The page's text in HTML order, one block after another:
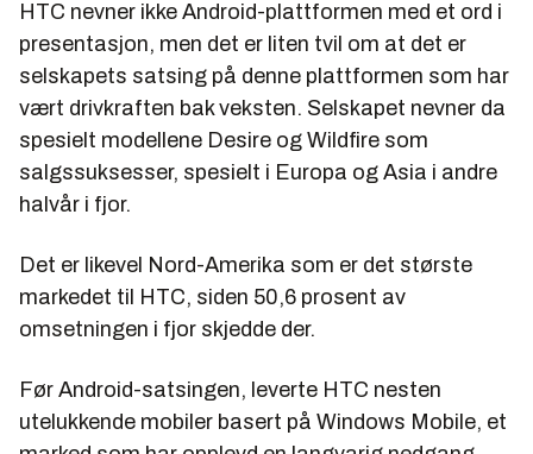
HTC nevner ikke Android-plattformen med et ord i
presentasjon, men det er liten tvil om at det er
selskapets satsing på denne plattformen som har
vært drivkraften bak veksten. Selskapet nevner da
spesielt modellene Desire og Wildfire som
salgssuksesser, spesielt i Europa og Asia i andre
halvår i fjor.
Det er likevel Nord-Amerika som er det største
markedet til HTC, siden 50,6 prosent av
omsetningen i fjor skjedde der.
Før Android-satsingen, leverte HTC nesten
utelukkende mobiler basert på Windows Mobile, et